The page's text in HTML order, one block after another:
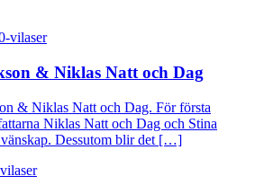
& Niklas Natt och Dag
& Niklas Natt och Dag. För första
Niklas Natt och Dag och Stina
vänskap. Dessutom blir det […]